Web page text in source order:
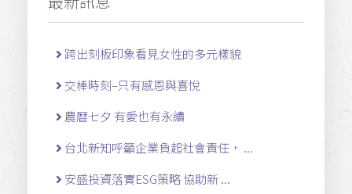
跨出刻板印象看見女性的多元樣貌
交棒時刻–只有感恩與喜悅
農曆七夕 有愛也有永續
台北新知呼籲企業負起社會責任， ...
安盛投資落實ESG策略 協助新 ...